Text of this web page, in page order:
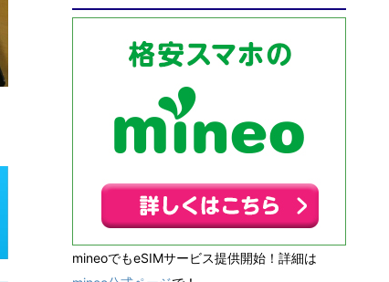
mineoでもeSIMサービス提供開始！詳細は